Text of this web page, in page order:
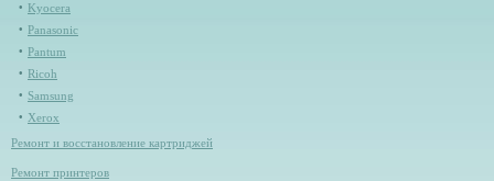
Kyocera
Panasonic
Pantum
Ricoh
Samsung
Xerox
Ремонт и восстановление картриджей
Ремонт принтеров